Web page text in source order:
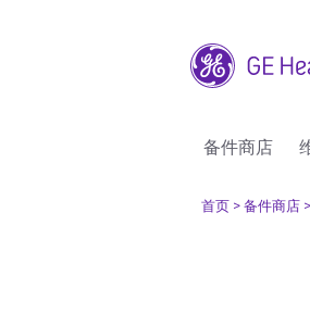
备件商店
首页 > 备件商店